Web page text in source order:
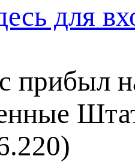
для
прибыл